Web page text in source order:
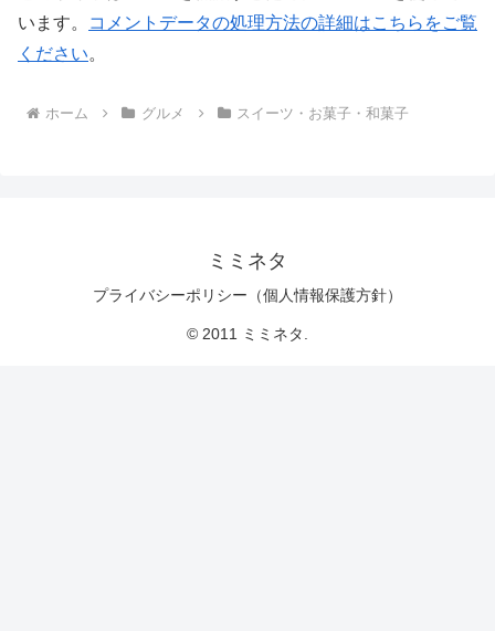
います。
コメントデータの処理方法の詳細はこちらをご覧
ください。
ホーム グルメ スイーツ・お菓子・和菓子
ミミネタ
プライバシーポリシー（個人情報保護方針）
© 2011 ミミネタ.